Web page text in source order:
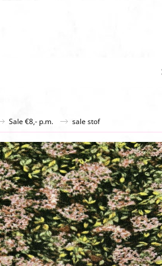
Sale €8,- p.m. sale stof